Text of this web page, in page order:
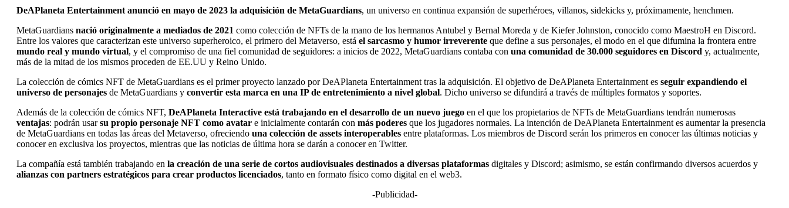
DeAPlaneta Entertainment anunció en mayo de 2023 la adquisición de MetaGuardians, un universo en continua expansión de superhéroes, villanos, sidekicks y, próximamente, henchmen.
MetaGuardians nació originalmente a mediados de 2021 como colección de NFTs de la mano de los hermanos Antubel y Bernal Moreda y de Kiefer Johnston, conocido como MaestroH en Discord.
Entre los valores que caracterizan este universo superheroico, el primero del Metaverso, está el sarcasmo y humor irreverente que define a sus personajes, el modo en el que difumina la frontera entre
mundo real y mundo virtual, y el compromiso de una fiel comunidad de seguidores: a inicios de 2022, MetaGuardians contaba con una comunidad de 30.000 seguidores en Discord y, actualmente,
más de la mitad de los mismos proceden de EE.UU y Reino Unido.
La colección de cómics NFT de MetaGuardians es el primer proyecto lanzado por DeAPlaneta Entertainment tras la adquisición. El objetivo de DeAPlaneta Entertainment es seguir expandiendo el
universo de personajes de MetaGuardians y convertir esta marca en una IP de entretenimiento a nivel global. Dicho universo se difundirá a través de múltiples formatos y soportes.
Además de la colección de cómics NFT, DeAPlaneta Interactive está trabajando en el desarrollo de un nuevo juego en el que los propietarios de NFTs de MetaGuardians tendrán numerosas
ventajas: podrán usarsu propio personaje NFT como avatar e inicialmente contarán con más poderes que los jugadores normales. La intención de DeAPlaneta Entertainment es aumentar la presencia
de MetaGuardians en todas las áreas del Metaverso, ofreciendo una colección de assets interoperables entre plataformas. Los miembros de Discord serán los primeros en conocer las últimas noticias y
conocer en exclusiva los proyectos, mientras que las noticias de última hora se darán a conocer en Twitter.
La compañía está también trabajando en la creación de una serie de cortos audiovisuales destinados a diversas plataformas digitales y Discord; asimismo, se están confirmando diversos acuerdos y
alianzas con partners estratégicos para crear productos licenciados, tanto en formato físico como digital en el web3.
-Publicidad-